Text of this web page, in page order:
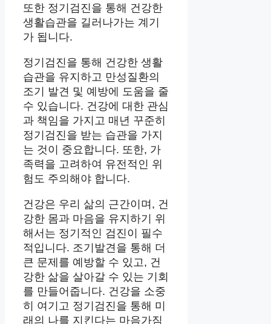
또한 정기검진을 통해 건강한
생활습관을 길러나가는 계기
가 됩니다.
정기검진을 통해 건강한 생활
습관을 유지하고 만성질환의
조기 발견 및 예방에 도움을 줄
수 있습니다. 건강에 대한 관심
과 책임을 가지고 매년 꾸준히
정기검진을 받는 습관을 가지
는 것이 중요합니다. 또한, 가
족력을 고려하여 유전적인 위
험도 주의해야 합니다.
건강은 우리 삶의 근간이며, 건
강한 몸과 마음을 유지하기 위
해서는 정기적인 검진이 필수
적입니다. 조기발견을 통해 더
큰 문제를 예방할 수 있고, 건
강한 삶을 살아갈 수 있는 기회
를 만들어줍니다. 건강을 소중
히 여기고 정기검진을 통해 미
래의 나를 지킨다는 마음가짐